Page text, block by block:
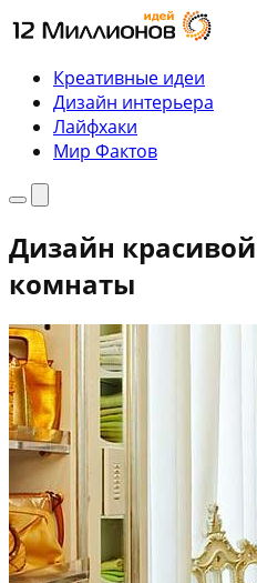
Перейти
к
содержимому
Креативные идеи
Дизайн интерьера
Лайфхаки
Мир Фактов
МенюПоиск
Дизайн
комнаты